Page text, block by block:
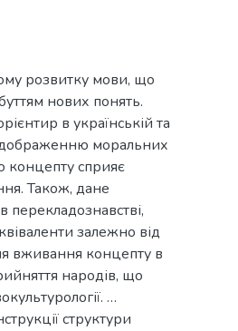
розвитку мови, що
нових понять.
в українській та
моральних
концепту сприяє
Також, дане
перекладознавстві,
залежно від
вживання концепту в
народів, що
…
структури